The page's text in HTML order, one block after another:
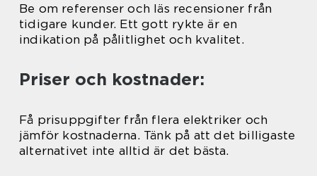
Be om referenser och läs recensioner från
tidigare kunder. Ett gott rykte är en
indikation på pålitlighet och kvalitet.
Priser och kostnader:
Få prisuppgifter från flera elektriker och
jämför kostnaderna. Tänk på att det billigaste
alternativet inte alltid är det bästa.